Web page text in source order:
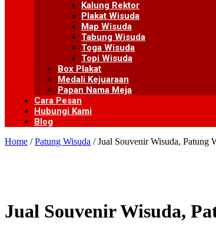
Kalung Rektor
Plakat Wisuda
Map Wisuda
Tabung Wisuda
Toga Wisuda
Topi Wisuda
Box Plakat
Medali Kejuaraan
Papan Nama Meja
Cara Pesan
Hubungi Kami
Blog
Home /Patung Wisuda / Jual Souvenir Wisuda, Patung
Jual Souvenir Wisuda,